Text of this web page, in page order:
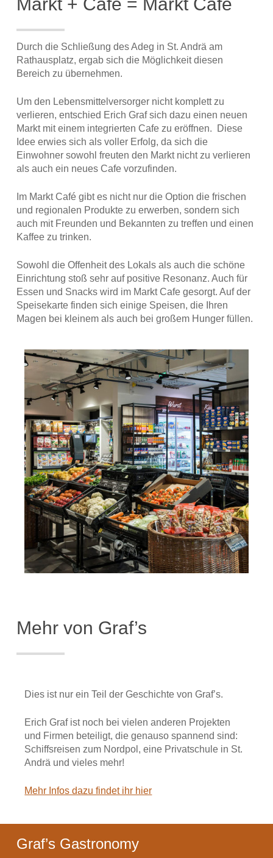
Markt + Cafe = Markt Cafe
Durch die Schließung des Adeg in St. Andrä am
Rathausplatz, ergab sich die Möglichkeit diesen
Bereich zu übernehmen.
Um den Lebensmittelversorger nicht komplett zu
verlieren, entschied Erich Graf sich dazu einen neuen
Markt mit einem integrierten Cafe zu eröffnen. Diese
Idee erwies sich als voller Erfolg, da sich die
Einwohner sowohl freuten den Markt nicht zu verlieren
als auch ein neues Cafe vorzufinden.
Im Markt Café gibt es nicht nur die Option die frischen
und regionalen Produkte zu erwerben, sondern sich
auch mit Freunden und Bekannten zu treffen und einen
Kaffee zu trinken.
Sowohl die Offenheit des Lokals als auch die schöne
Einrichtung stoß sehr auf positive Resonanz. Auch für
Essen und Snacks wird im Markt Cafe gesorgt. Auf der
Speisekarte finden sich einige Speisen, die Ihren
Magen bei kleinem als auch bei großem Hunger füllen.
Mehr von Graf’s
Dies ist nur ein Teil der Geschichte von Graf’s.
Erich Graf ist noch bei vielen anderen Projekten
und Firmen beteiligt, die genauso spannend sind:
Schiffsreisen zum Nordpol, eine Privatschule in St.
Andrä und vieles mehr!
Mehr Infos dazu findet ihr hier
Graf’s Gastronomy